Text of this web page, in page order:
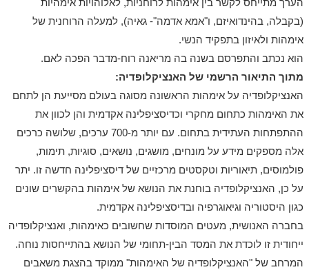
(בקבלה, בהינדואיזם, ו"אמא אדמה"- גאיה), למעלה הרוחנית של
אימהות ולאיזון בתפקיד הנשי.
הוא נכתב והתפרסם בשנה בה מריאנה רוח-מדבר הפכה לאם.
מתוך התיאור הרשמי של האנציקלופדיה:
האנציקלופדיה על אימהות הראשונה מסוגה בעולם מסייעת הן לתחם
את האימהות כתחום מחקרי וכדיסציפלינה אקדמית והן לכוון את
ההתפתחות העתידית בתחום. עם יותר מ-700 ערכים, שלושה כרכים
אלה מספקים מידע על מונחים, מושגים, נושאים, סוגיות, תימות,
פולמוסים, תיאוריות וטקסטים מרכזיים של דיסציפלינה חדשה זו. יתר
על כן, האנציקלופדיה בוחנת את הנושא של אימהות בהקשרים שונים
כגון היסטוריה וגיאוגרפיה ובדיסציפלינה אקדמית.
בחברה האנושית, מעטים המוסדות שחשובים כאימהות, ואנציקלופדיה
ייחודית זו לוכדת את המסד הבין-תחומי של הנושא בהתייחסות נוחה.
המרחב של "האנציקלופדיה של האימהות" ממוקד בהצגת משאבים